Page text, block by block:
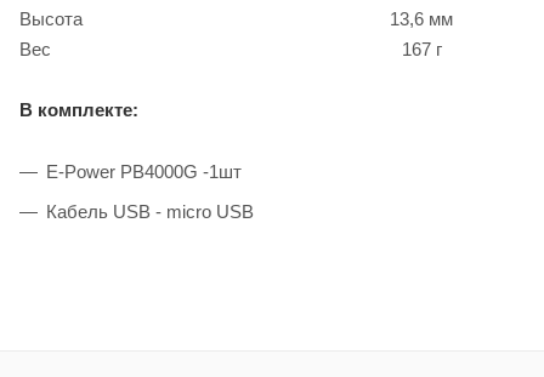
Высота
13,6 мм
Вес
167 г
В комплекте:
E-Power PB4000G -1шт
Кабель USB - micro USB